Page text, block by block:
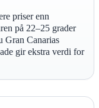
priser enn
på 22–25 grader
Gran Canarias
gir ekstra verdi for